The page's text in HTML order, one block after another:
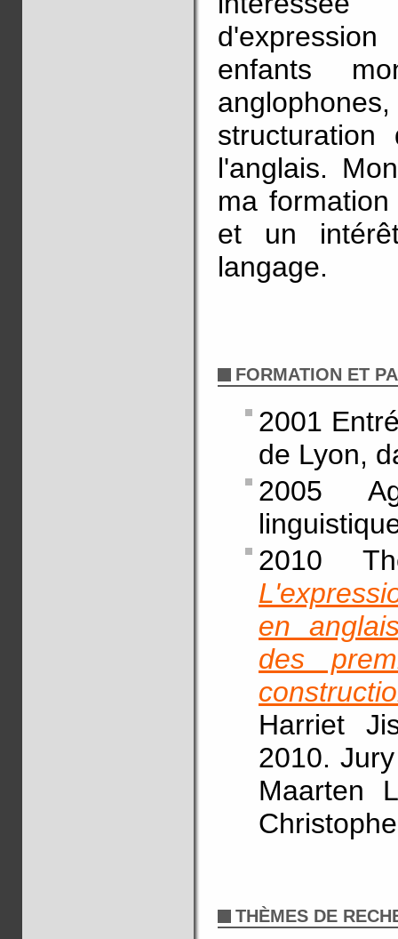
enfants
l'anglais.
ma
et un
langage.
FORMATION ET
2001
de Lyon,
2005
2010
en
des
Harriet
2010.
Maarten
THÈMES DE